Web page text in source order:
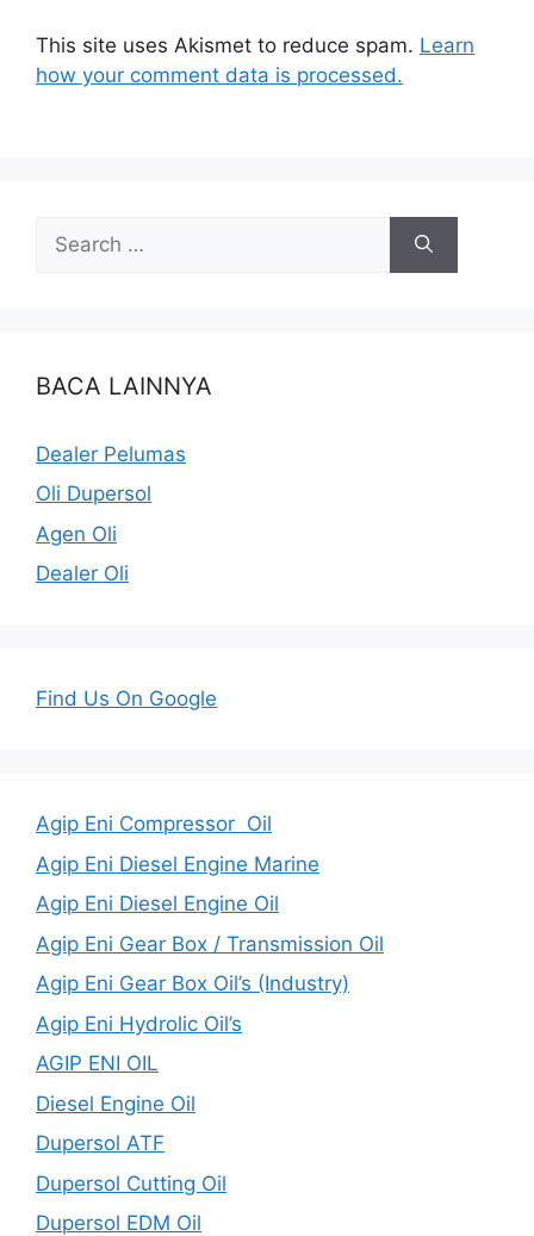
This site uses Akismet to reduce spam. Learn
how your comment data is processed.
BACA LAINNYA
Dealer Pelumas
Oli Dupersol
Agen Oli
Dealer Oli
Find Us On Google
Agip Eni Compressor Oil
Agip Eni Diesel Engine Marine
Agip Eni Diesel Engine Oil
Agip Eni Gear Box / Transmission Oil
Agip Eni Gear Box Oil’s (Industry)
Agip Eni Hydrolic Oil’s
AGIP ENI OIL
Diesel Engine Oil
Dupersol ATF
Dupersol Cutting Oil
Dupersol EDM Oil